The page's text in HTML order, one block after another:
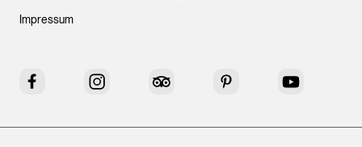
Impressum
Facebook Instagram Tripadvisor Pinterest YouTube